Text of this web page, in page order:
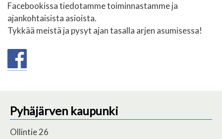
Facebookissa tiedotamme toiminnastamme ja
ajankohtaisista asioista.
Tykkää meistä ja pysyt ajan tasalla arjen asumisessa!
Pyhäjärven kaupunki
Ollintie 26